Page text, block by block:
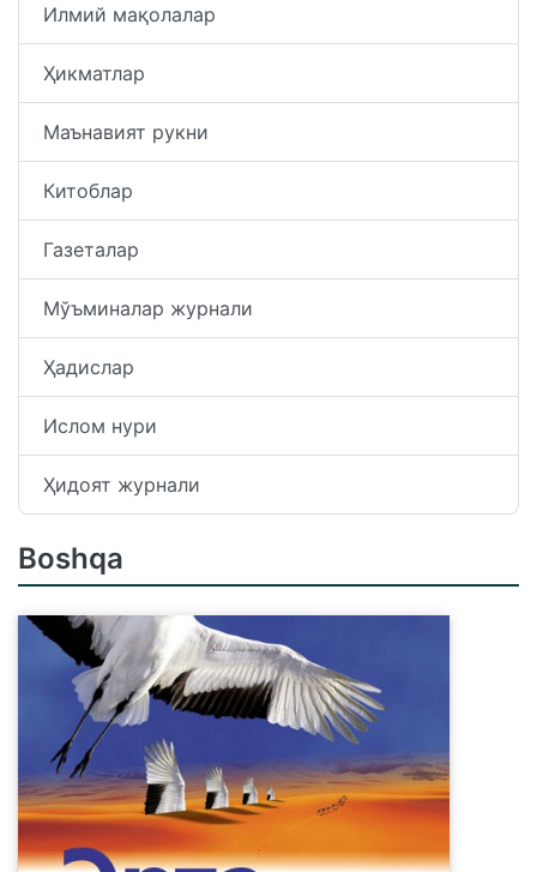
Илмий мақолалар
Ҳикматлар
Маънавият рукни
Китоблар
Газеталар
Мўъминалар журнали
Ҳадислар
Ислом нури
Ҳидоят журнали
Boshqa